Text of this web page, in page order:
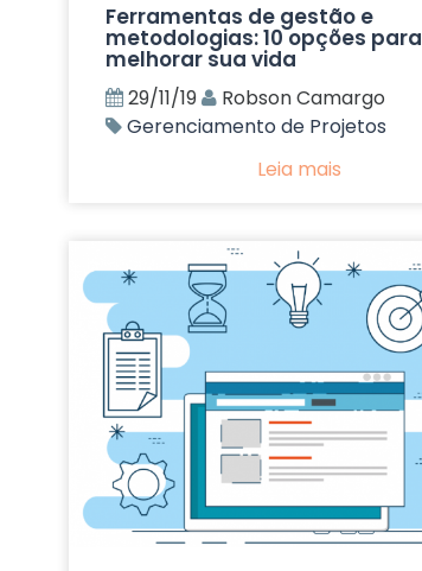
Ferramentas de gestão e
metodologias: 10 opções para
melhorar sua vida
29/11/19
Robson Camargo
Gerenciamento de Projetos
Leia mais